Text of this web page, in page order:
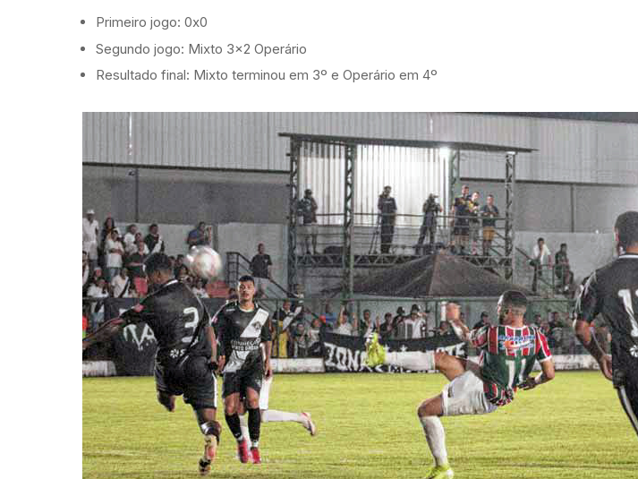
Primeiro jogo: 0x0
Segundo jogo: Mixto 3×2 Operário
Resultado final: Mixto terminou em 3º e Operário em 4º